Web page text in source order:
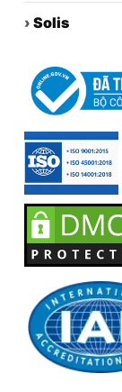
› Solis